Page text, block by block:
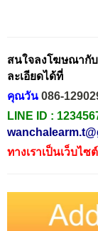
สนใจลงโฆษณากั
ละเอียดได้ที่
คุณวัน 086-
LINE ID :
ทางเราเป็นเว็บไ